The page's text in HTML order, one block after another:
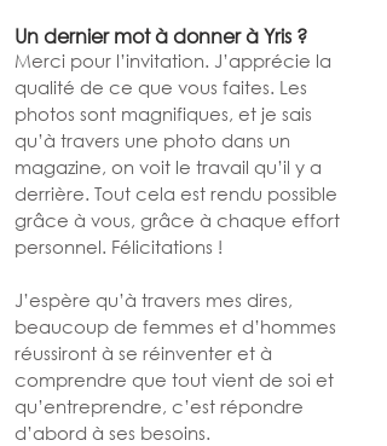
Un dernier mot à donner à Yris ?
Merci pour l’invitation. J’apprécie la
qualité de ce que vous faites. Les
photos sont magnifiques, et je sais
qu’à travers une photo dans un
magazine, on voit le travail qu’il y a
derrière. Tout cela est rendu possible
grâce à vous, grâce à chaque effort
personnel. Félicitations !
J’espère qu’à travers mes dires,
beaucoup de femmes et d’hommes
réussiront à se réinventer et à
comprendre que tout vient de soi et
qu’entreprendre, c’est répondre
d’abord à ses besoins.